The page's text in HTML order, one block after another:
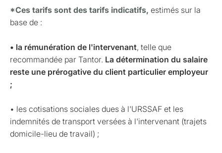
*Ces tarifs sont des tarifs indicatifs, estimés sur la
base de :
• la rémunération de l'intervenant, telle que
recommandée par Tantor. La détermination du salaire
reste une prérogative du client particulier employeur
;
• les cotisations sociales dues à l'URSSAF et les
indemnités de transport versées à l'intervenant (trajets
domicile-lieu de travail) ;